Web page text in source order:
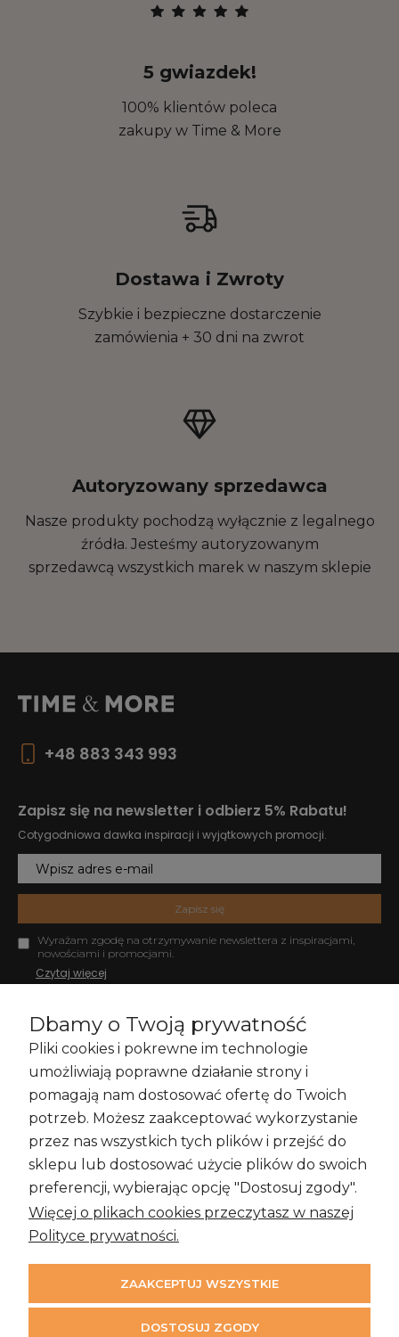
5 gwiazdek!
100% klientów poleca
zakupy w Time & More
Dostawa i Zwroty
Szybkie i bezpieczne dostarczenie
zamówienia + 30 dni na zwrot
Autoryzowany sprzedawca
Nasze produkty pochodzą wyłącznie z legalnego
źródła. Jesteśmy autoryzowanym
sprzedawcą wszystkich marek w naszym sklepie
+48 883 343 993
Zapisz się na newsletter i odbierz 5% Rabatu!
Cotygodniowa dawka inspiracji i wyjątkowych promocji.
Zapisz się
Wyrażam zgodę na otrzymywanie newslettera z inspiracjami,
nowościami i promocjami.
Czytaj więcej
Zakupy i Zwroty
Informacje
Moje konto
Dbamy o Twoją prywatność
Pliki cookies i pokrewne im technologie
umożliwiają poprawne działanie strony i
pomagają nam dostosować ofertę do Twoich
potrzeb. Możesz zaakceptować wykorzystanie
przez nas wszystkich tych plików i przejść do
sklepu lub dostosować użycie plików do swoich
preferencji, wybierając opcję "Dostosuj zgody".
Więcej o plikach cookies przeczytasz w naszej
Polityce prywatności.
ZAAKCEPTUJ WSZYSTKIE
DOSTOSUJ ZGODY